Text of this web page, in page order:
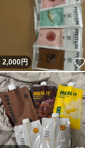
2,000円